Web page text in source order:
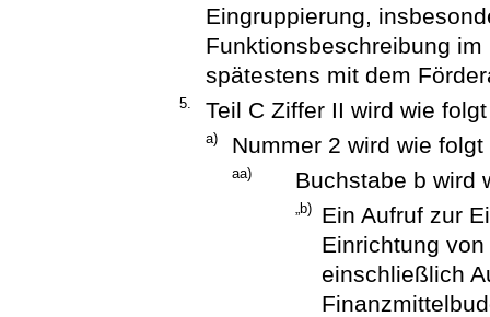
Eingruppierung,
Funktionsbeschreibung
spätestens mit dem
5. Teil C Ziffer II wird wie
a) Nummer 2 wird wie
aa) Buchstabe b wird
„b)
Ein Aufruf zur
Einrichtung
einschließlich